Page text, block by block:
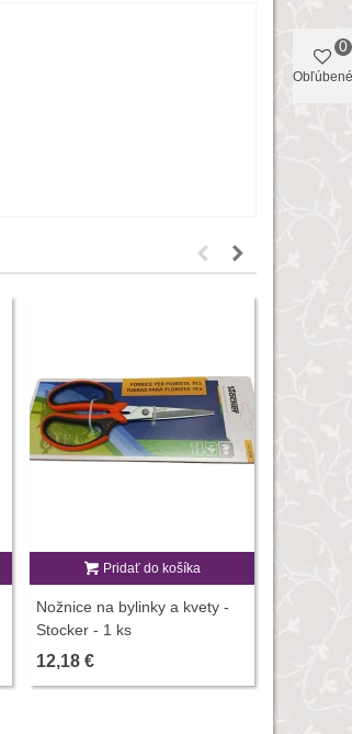
Pridať do košíka
Nožnice na bylinky a kvety -
Stocker - 1 ks
12,18 €
Obľúbené
0